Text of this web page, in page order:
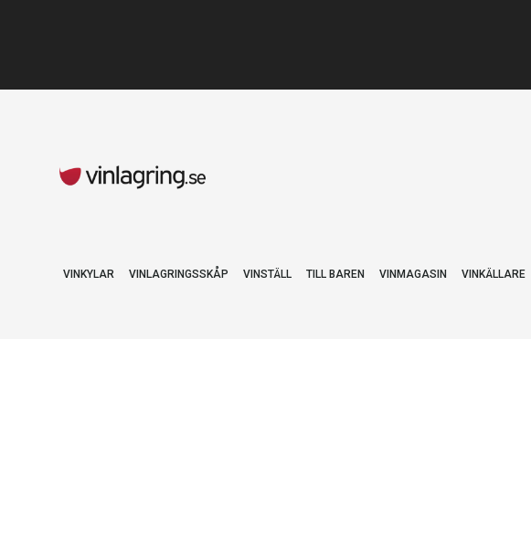
VINKYLAR VINLAGRINGSSKÅP VINSTÄLL TILL BAREN VINMAGASIN VINKÄLLARE